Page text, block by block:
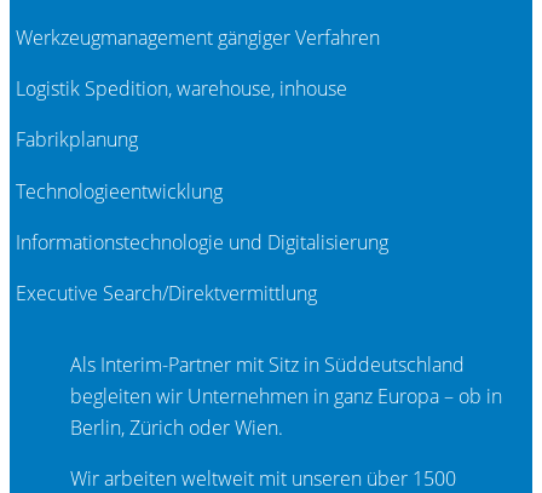
Werkzeugmanagement gängiger Verfahren
Logistik Spedition, warehouse, inhouse
Fabrikplanung
Technologieentwicklung
Informationstechnologie und Digitalisierung
Executive Search/Direktvermittlung
Als Interim-Partner mit Sitz in Süddeutschland
begleiten wir Unternehmen in ganz Europa – ob in
Berlin, Zürich oder Wien.
Wir arbeiten weltweit mit unseren über 1500